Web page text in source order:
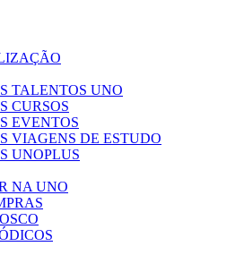
TALENTOS UNO
CURSOS
EVENTOS
VIAGENS DE ESTUDO
UNOPLUS
NA UNO